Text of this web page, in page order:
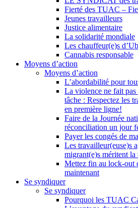
Fierté des TUAC –
Jeunes travailleurs
Justice alimentaire
La solidarité mondiale
Les chauffeur(e)s
Cannabis responsable
Moyens d’action
Moyens d’action
L’abordabilité pour
La violence ne fait
tâche : Respectez les
en première ligne!
Faire de la Journée
réconciliation un jour
Payer les congés de
Les travailleur(euse)s
migrant(e)s méritent la
Mettez fin au lock-out
maintenant
Se syndiquer
Se syndiquer
Pourquoi les TUAC